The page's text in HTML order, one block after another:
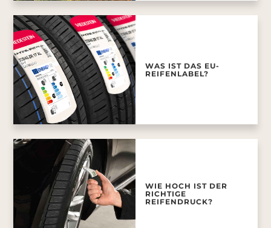
WAS IST DAS EU-
REIFENLABEL?
WIE HOCH IST DER
RICHTIGE
REIFENDRUCK?